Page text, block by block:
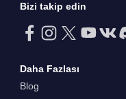
Bizi takip edin
Daha Fazlası
Blog